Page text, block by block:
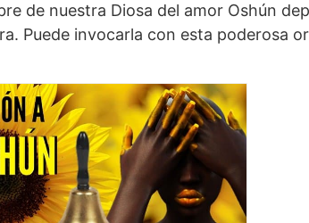
de nuestra Diosa del amor Oshún
Puede invocarla con esta poderosa